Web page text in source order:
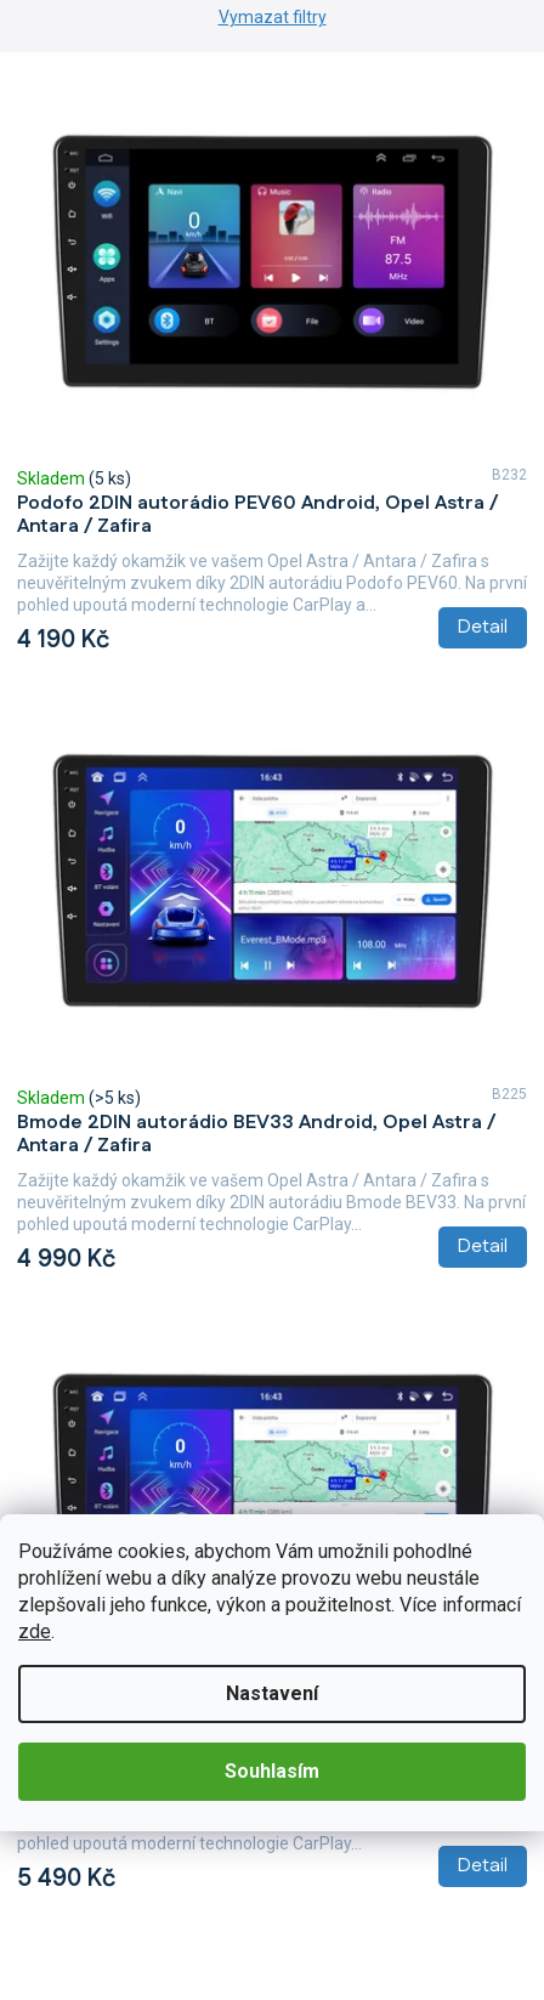
Používáme cookies, abychom Vám umožnili pohodlné
prohlížení webu a díky analýze provozu webu neustále
zlepšovali jeho funkce, výkon a použitelnost. Více informací
zde.
Nastavení
Souhlasím
Vymazat filtry
Podofo 2DIN autorádio PEV60 Android, Opel Astra /
Antara / Zafira
Skladem (5 ks)
4 190 Kč Detail
Zažijte každý okamžik ve vašem Opel Astra / Antara / Zafira s
neuvěřitelným zvukem díky 2DIN autorádiu Podofo PEV60. Na první
pohled upoutá moderní technologie CarPlay a...
B232
Bmode 2DIN autorádio BEV33 Android, Opel Astra /
Antara / Zafira
Skladem (>5 ks)
4 990 Kč Detail
Zažijte každý okamžik ve vašem Opel Astra / Antara / Zafira s
neuvěřitelným zvukem díky 2DIN autorádiu Bmode BEV33. Na první
pohled upoutá moderní technologie CarPlay...
B225
Bmode 2DIN autorádio BEX33 Android, Opel Astra /
Skladem(>5 ks)
5 490 Kč Detail
Zažijte každý okamžik ve vašem Opel Astra / Antara / Zafira s
pohled upoutá moderní technologie CarPlay...